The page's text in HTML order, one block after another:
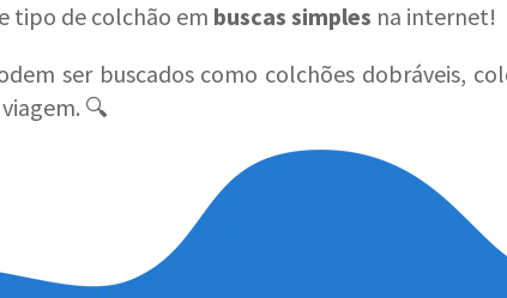
tipo de colchão em buscas simples na internet!
ser buscados como colchões dobráveis,
🔍